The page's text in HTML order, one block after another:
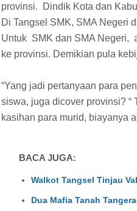
provinsi.
Dindik Kota dan
Di Tangsel SMK, SMA Negeri
Untuk SMK dan SMA Negeri,
ke provinsi. Demikian pula
“Yang jadi pertanyaan para
siswa, juga dicover provinsi? “
kasihan para murid, biayanya
BACA JUGA:
Walkot Tangsel Tinjau
Dua Mafia Tanah